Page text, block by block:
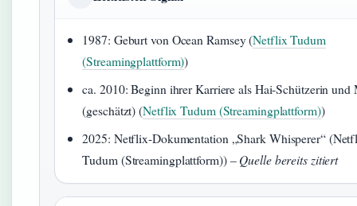
1987: Geburt von Ocean Ramsey (Netflix Tudum
(Streamingplattform))
ca. 2010: Beginn ihrer Karriere als Hai-Schützerin und
(geschätzt) (Netflix Tudum (Streamingplattform))
2025: Netflix-Dokumentation „Shark Whisperer“
Tudum (Streamingplattform)) –Quelle bereits zitiert